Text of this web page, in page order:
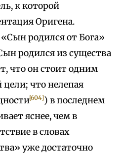
к которой
Оригена.
родился от Бога»
родился из существа
что он стоит одним
что нелепая
[604]) в последнем
яснее, чем в
в словах
уже достаточно